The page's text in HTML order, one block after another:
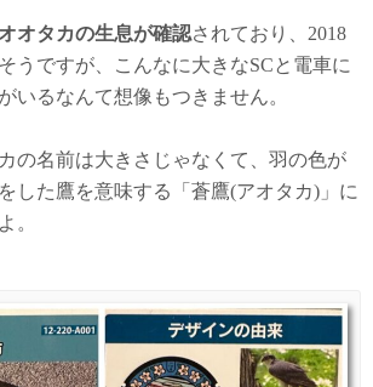
オオタカの生息が確認されており、2018
うですが、こんなに大きなSCと電車に
いるなんて想像もつきません。
の名前は大きさじゃなくて、羽の色が
した鷹を意味する「蒼鷹(アオタカ)」に
。